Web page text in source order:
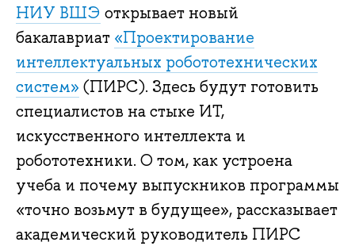
НИУ ВШЭ открывает новый
бакалавриат «Проектирование
интеллектуальных робототехнических
систем» (ПИРС). Здесь будут готовить
специалистов на стыке ИТ,
искусственного интеллекта и
робототехники. О том, как устроена
учеба и почему выпускников программы
«точно возьмут в будущее», рассказывает
академический руководитель ПИРС